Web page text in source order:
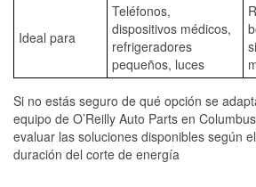
Ideal para
Teléfonos,
dispositivos médicos,
refrigeradores
pequeños, luces
Si no estás seguro de qué opción se
equipo de O’Reilly Auto Parts en
evaluar las soluciones disponibles según
duración del corte de energía